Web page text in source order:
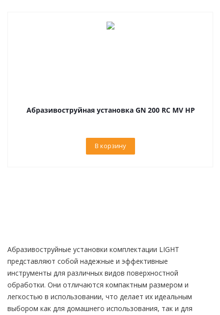
Абразивоструйная установка GN 200 RC MV HP
В корзину
Абразивоструйные установки комплектации LIGHT
представляют собой надежные и эффективные
инструменты для различных видов поверхностной
обработки. Они отличаются компактным размером и
легкостью в использовании, что делает их идеальным
выбором как для домашнего использования, так и для